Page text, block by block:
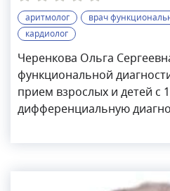
аритмолог
врач
кардиолог
Черенкова Ольга
функциональной
прием взрослых и детей с
дифференциальную